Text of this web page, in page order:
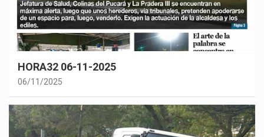
HORA32 06-11-2025
06/11/2025